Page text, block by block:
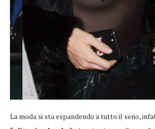
La moda si sta espandendo a tutto il seno,